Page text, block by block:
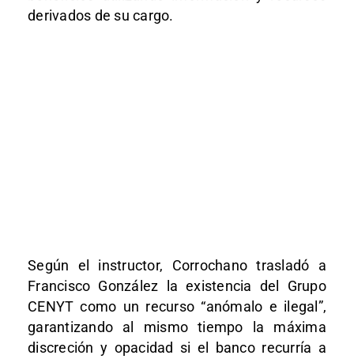
derivados de su cargo.
Según el instructor, Corrochano trasladó a
Francisco González la existencia del Grupo
CENYT como un recurso “anómalo e ilegal”,
garantizando al mismo tiempo la máxima
discreción y opacidad si el banco recurría a